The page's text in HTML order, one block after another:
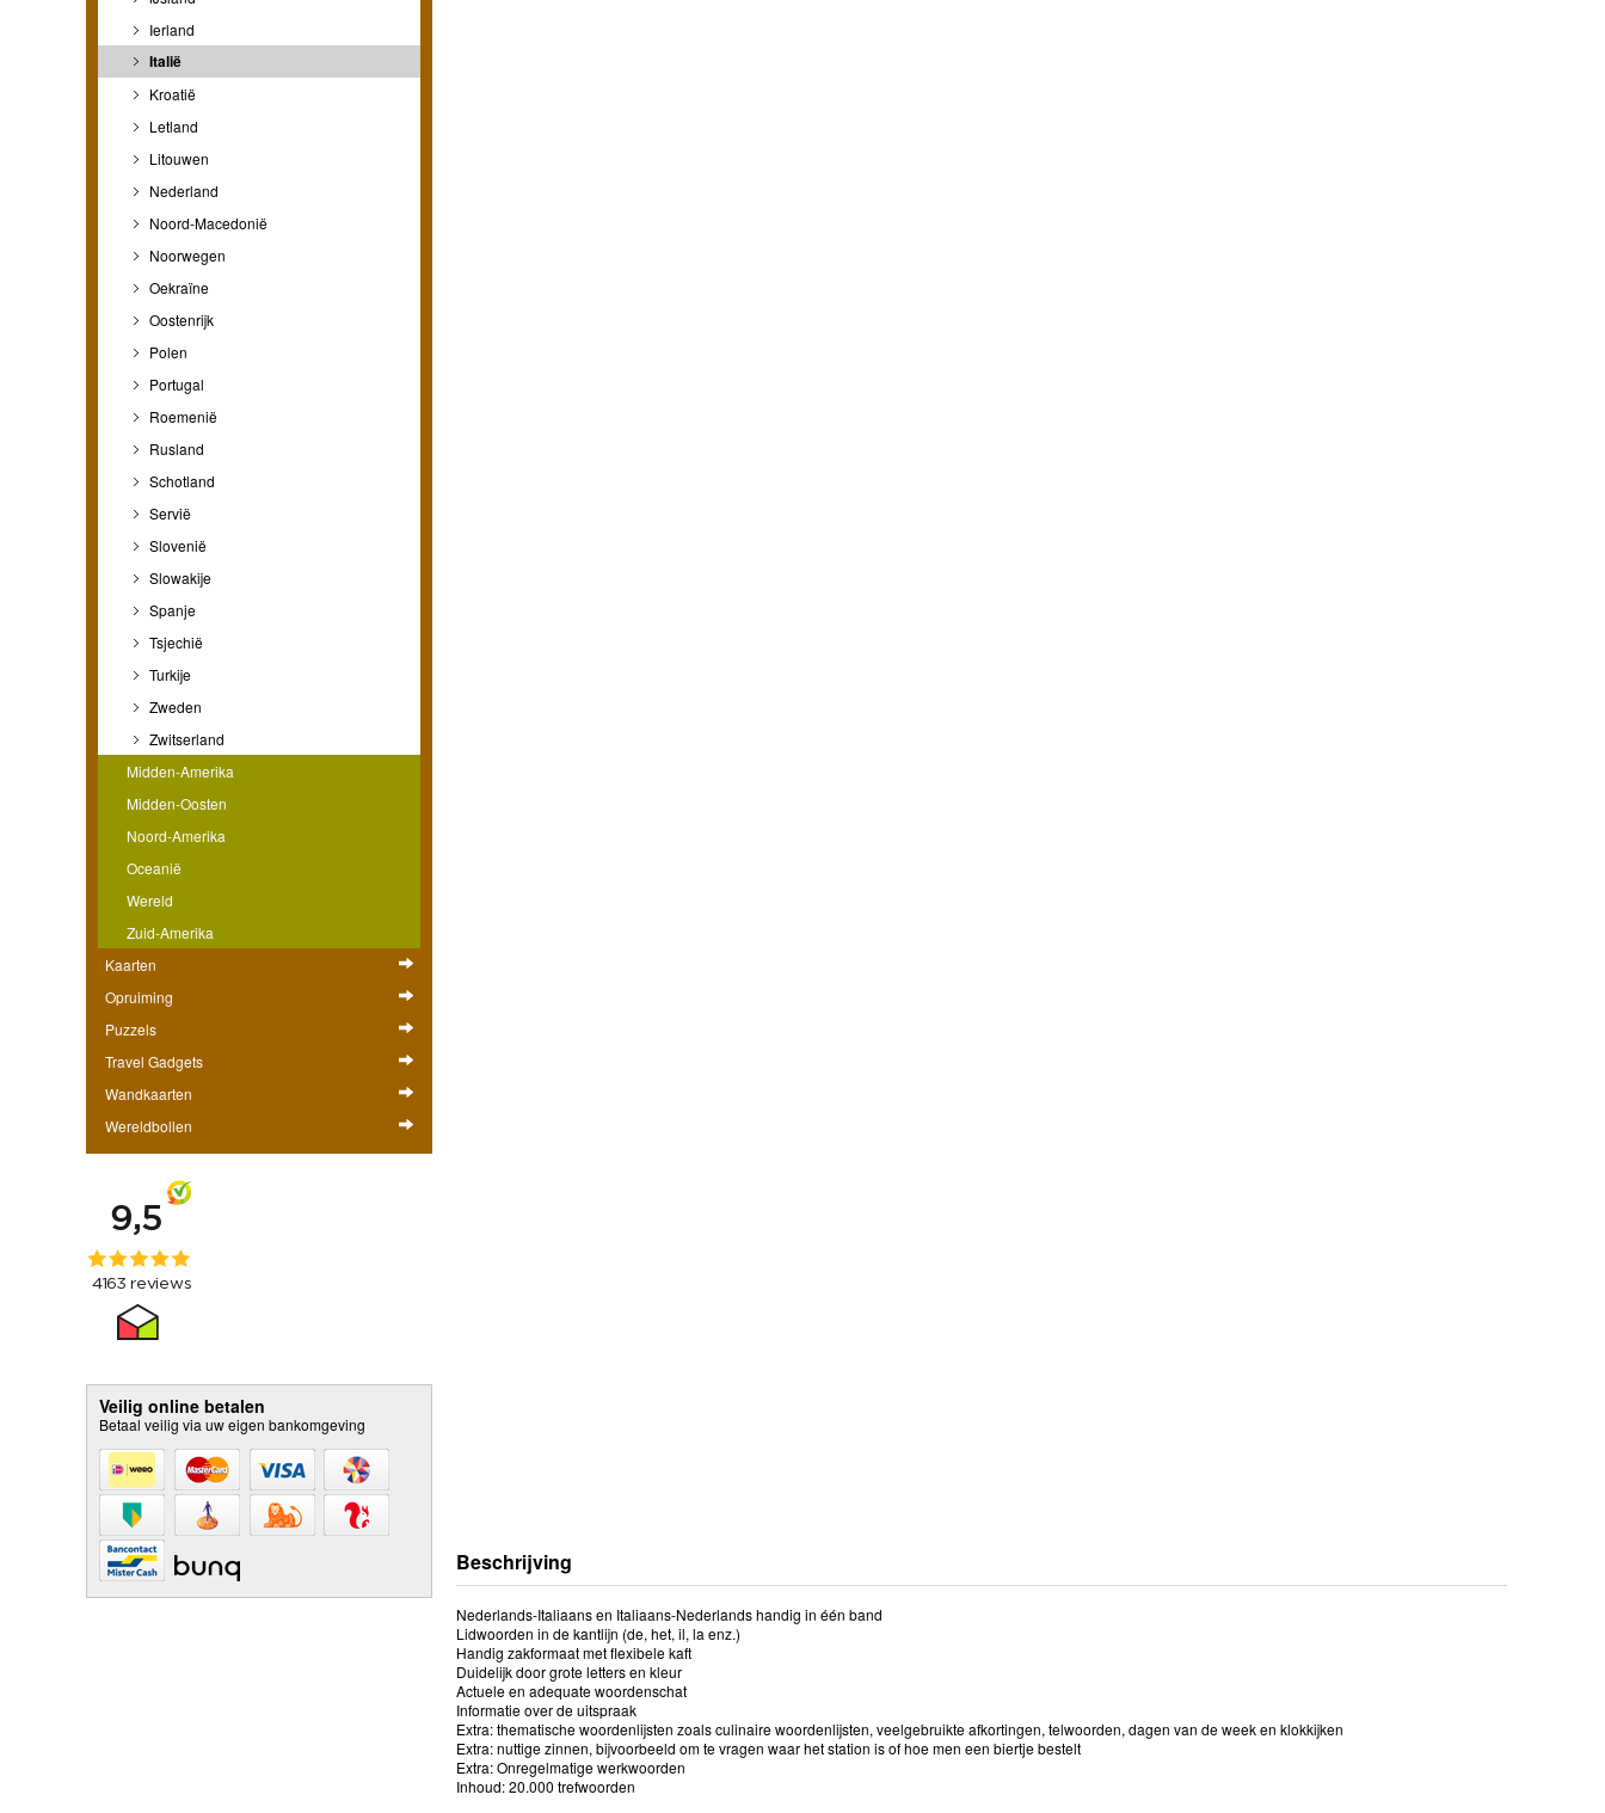
Ierland
Italië
Kroatië
Letland
Litouwen
Nederland
Noord-Macedonië
Noorwegen
Oekraïne
Oostenrijk
Polen
Portugal
Roemenië
Rusland
Schotland
Servië
Slovenië
Slowakije
Spanje
Tsjechië
Turkije
Zweden
Zwitserland
Midden-Amerika
Midden-Oosten
Noord-Amerika
Oceanië
Wereld
Zuid-Amerika
Kaarten
Opruiming
Puzzels
Travel Gadgets
Wandkaarten
Wereldbollen
Veilig online betalen
Betaal veilig via uw eigen bankomgeving
Beschrijving
Nederlands-Italiaans en Italiaans-Nederlands handig in één band
Lidwoorden in de kantlijn (de, het, il, la enz.)
Handig zakformaat met flexibele kaft
Duidelijk door grote letters en kleur
Actuele en adequate woordenschat
Informatie over de uitspraak
Extra: thematische woordenlijsten zoals culinaire woordenlijsten, veelgebruikte afkortingen, telwoorden, dagen van de week en klokkijken
Extra: nuttige zinnen, bijvoorbeeld om te vragen waar het station is of hoe men een biertje bestelt
Extra: Onregelmatige werkwoorden
Inhoud: 20.000 trefwoorden